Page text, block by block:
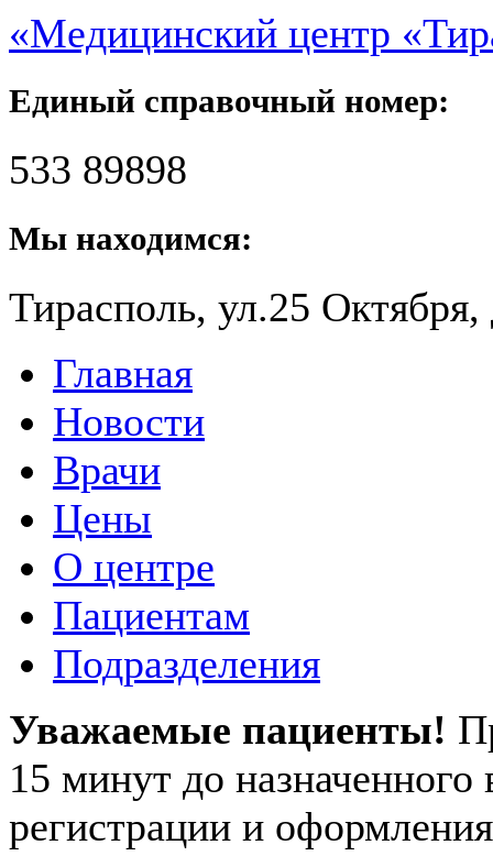
«Медицинский центр
Единый справочный номер:
533 89898
Мы находимся:
Тирасполь, ул.25 Октября,
Главная
Новости
Врачи
Цены
О центре
Пациентам
Подразделения
Уважаемые пациенты!
15 минут до
регистрации и